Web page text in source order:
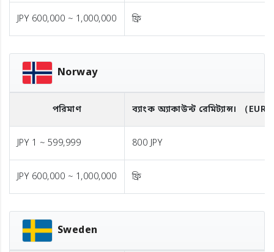
JPY 600,000 ~ 1,000,000 ফ্রি
Norway
পরিমাণ ব্যাংক অ্যাকাউন্ট রেমিট্যান্স। （EUR
JPY 1 ~ 599,999 800 JPY
JPY 600,000 ~ 1,000,000 ফ্রি
Sweden